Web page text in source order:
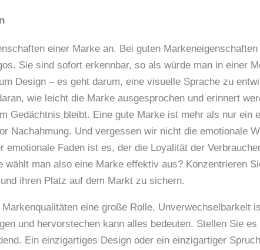
einer Marke an. Bei guten
Sie sind sofort erkennbar, so als würde man in einer
Design – es geht darum, eine visuelle Sprache zu
wie leicht die Marke ausgesprochen und erinnert
Gedächtnis bleibt. Eine gute Marke ist mehr als nur ein
Nachahmung. Und vergessen wir nicht die emotionale
emotionale Faden ist es, der die Loyalität der
wählt man also eine Marke effektiv aus? Konzentrieren
ihren Platz auf dem Markt zu sichern.
eine große Rolle. Unverwechselbarkeit
und hervorstechen kann alles bedeuten. Stellen Sie
Ein einzigartiges Design oder ein einzigartiger